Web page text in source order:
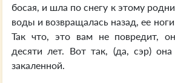
босая, и шла по снегу к этому
воды и возвращалась назад, ее
Так что, это вам не повредит,
десяти лет. Вот так, (да, сэр)
закаленной.